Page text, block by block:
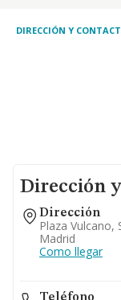
DIRECCIÓN Y
Dirección
Dirección
Plaza Vulcano,
Madrid
Como llegar